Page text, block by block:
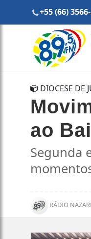
+55 (66)
DIOCESE DE
ao
Segunda
RÁDIO